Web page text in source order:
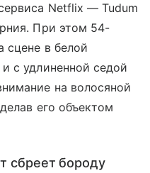
Netflix — Tudum
При этом 54-
сцене в белой
с удлиненной седой
на волосяной
его объектом
сбреет бороду